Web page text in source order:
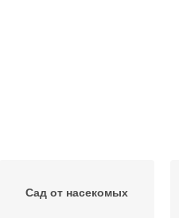
Сад от насекомых